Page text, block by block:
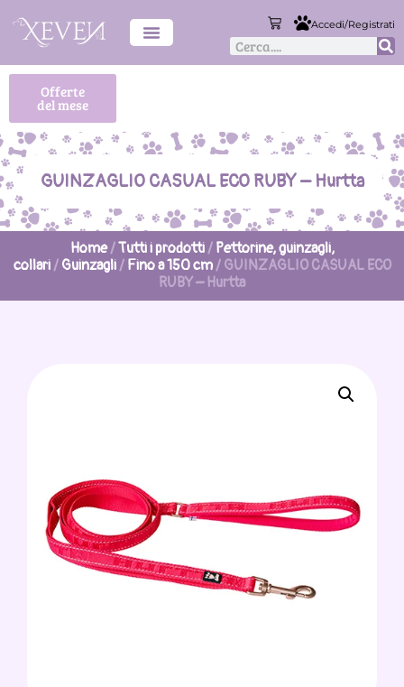
Accedi/Registrati
Offerte
del mese
GUINZAGLIO CASUAL ECO RUBY – Hurtta
Home/Tutti i prodotti/ Pettorine, guinzagli,
collari/ Guinzagli/ Fino a 150 cm/ GUINZAGLIO CASUAL ECO
RUBY – Hurtta